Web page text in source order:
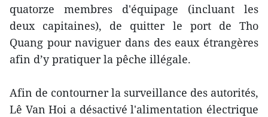
quatorze membres d'équipage (incluant les
deux capitaines), de quitter le port de Tho
Quang pour naviguer dans des eaux étrangères
afin d’y pratiquer la pêche illégale.
Afin de contourner la surveillance des autorités,
Lê Van Hoi a désactivé l'alimentation électrique